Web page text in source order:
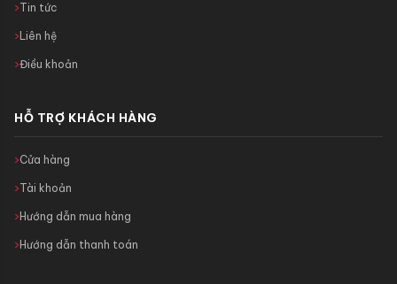
Tin tức
Liên hệ
Điều khoản
HỖ TRỢ KHÁCH HÀNG
Cửa hàng
Tài khoản
Hướng dẫn mua hàng
Hướng dẫn thanh toán